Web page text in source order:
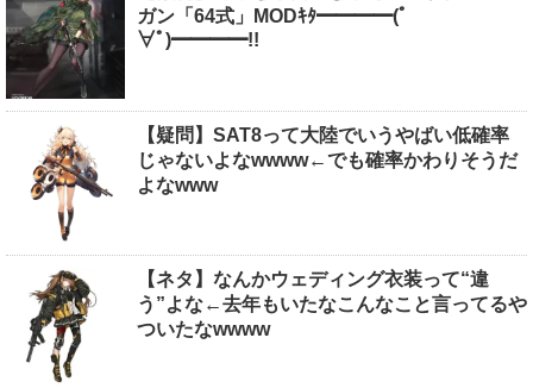
ガン「64式」MODｷﾀ━━━━(ﾟ
∀ﾟ)━━━━!!
【疑問】SAT8って大陸でいうやばい低確率
じゃないよなwwww←でも確率かわりそうだ
よなwww
【ネタ】なんかウェディング衣装って“違
う”よな←去年もいたなこんなこと言ってるや
ついたなwwww